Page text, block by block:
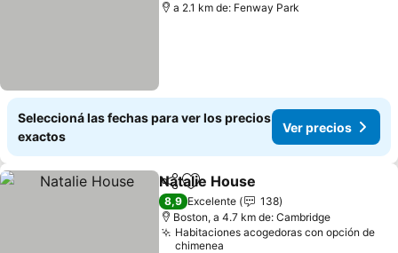
a 2.1 km de: Fenway Park
Seleccioná las fechas para ver los precios
exactos
Ver precios
CompartirAñadir a favoritos
Natalie House
8,9 Excelente
138
Boston, a 4.7 km de: Cambridge
Habitaciones acogedoras con opción de
chimenea